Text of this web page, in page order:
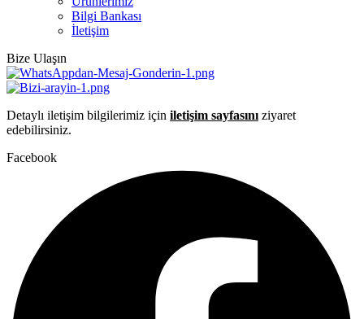
Bilgi Bankası
İletişim
Bize Ulaşın
Detaylı iletişim bilgilerimiz için iletişim sayfasını ziyaret
edebilirsiniz.
Facebook